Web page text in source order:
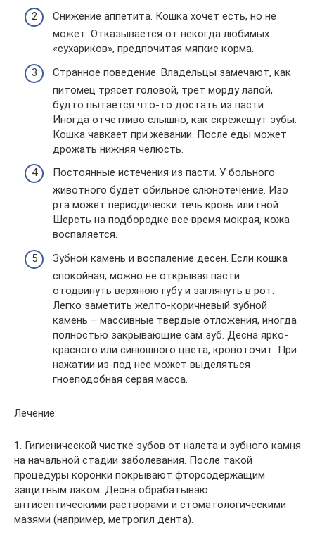
Снижение аппетита. Кошка хочет есть, но не
может. Отказывается от некогда любимых
«сухариков», предпочитая мягкие корма.
Странное поведение. Владельцы замечают, как
питомец трясет головой, трет морду лапой,
будто пытается что-то достать из пасти.
Иногда отчетливо слышно, как скрежещут зубы.
Кошка чавкает при жевании. После еды может
дрожать нижняя челюсть.
Постоянные истечения из пасти. У больного
животного будет обильное слюнотечение. Изо
рта может периодически течь кровь или гной.
Шерсть на подбородке все время мокрая, кожа
воспаляется.
Зубной камень и воспаление десен. Если кошка
спокойная, можно не открывая пасти
отодвинуть верхнюю губу и заглянуть в рот.
Легко заметить желто-коричневый зубной
камень – массивные твердые отложения, иногда
полностью закрывающие сам зуб. Десна ярко-
красного или синюшного цвета, кровоточит. При
нажатии из-под нее может выделяться
гноеподобная серая масса.
Лечение:
1. Гигиенической чистке зубов от налета и зубного камня
на начальной стадии заболевания. После такой
процедуры коронки покрывают фторсодержащим
защитным лаком. Десна обрабатываю
антисептическими растворами и стоматологическими
мазями (например, метрогил дента).